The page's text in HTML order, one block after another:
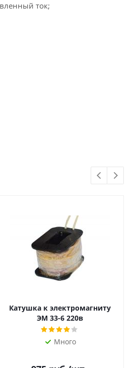
ток;
Катушка к электромагниту
ЭМ 33-6 220в
Много